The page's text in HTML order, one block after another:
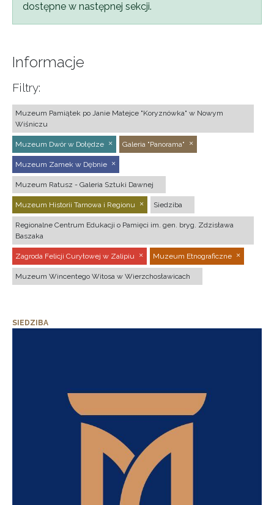
dostępne w następnej sekcji.
Informacje
Filtry:
Muzeum Pamiątek po Janie Matejce "Koryznówka" w Nowym
Wiśniczu
Muzeum Dwór w Dołędze Galeria "Panorama"
Muzeum Zamek w Dębnie
Muzeum Ratusz - Galeria Sztuki Dawnej
Muzeum Historii Tarnowa i Regionu Siedziba
Regionalne Centrum Edukacji o Pamięci im. gen. bryg. Zdzisława
Baszaka
Zagroda Felicji Curyłowej w Zalipiu Muzeum Etnograficzne
Muzeum Wincentego Witosa w Wierzchosławicach
SIEDZIBA